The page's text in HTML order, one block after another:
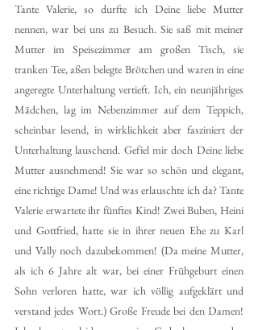
Tante Valerie, so durfte ich Deine liebe Mutter
nennen, war bei uns zu Besuch. Sie saß mit meiner
Mutter im Speisezimmer am großen Tisch, sie
tranken Tee, aßen belegte Brötchen und waren in eine
angeregte Unterhaltung vertieft. Ich, ein neunjähriges
Mädchen, lag im Nebenzimmer auf dem Teppich,
scheinbar lesend, in wirklichkeit aber fasziniert der
Unterhaltung lauschend. Gefiel mir doch Deine liebe
Mutter ausnehmend! Sie war so schön und elegant,
eine richtige Dame! Und was erlauschte ich da? Tante
Valerie erwartete ihr fünftes Kind! Zwei Buben, Heini
und Gottfried, hatte sie in ihrer neuen Ehe zu Karl
und Vally noch dazubekommen! (Da meine Mutter,
als ich 6 Jahre alt war, bei einer Frühgeburt einen
Sohn verloren hatte, war ich völlig aufgeklärt und
verstand jedes Wort.) Große Freude bei den Damen!